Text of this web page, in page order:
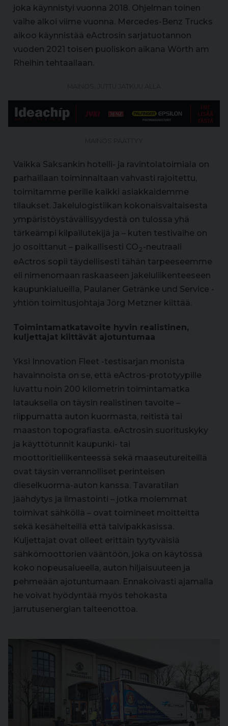
joka käynnistyi vuonna 2018. Ohjelman toinen
vaihe alkoi viime vuonna. Mercedes-Benz Trucks
aikoo käynnistää eActrosin sarjatuotannon
vuoden 2021 toisen puoliskon aikana Wörth am
Rheihin tehtaallaan.
Vaikka Saksankin hotelli- ja ravintolatoimiala on
parhaillaan toiminnaltaan vahvasti rajoitettu,
toimitamme perille kaikki asiakkaidemme
tilaukset. Jakelulogistiikan kokonaisvaltaisesta
ympäristöystävällisyydestä on tulossa yhä
tärkeämpi kilpailutekijä ja – kuten testivaihe on
jo osoittanut – paikallisesti CO2-neutraali
eActros sopii täydellisesti tähän tarpeeseemme
eli nimenomaan raskaaseen jakeluliikenteeseen
kaupunkialueilla, Paulaner Getränke und Service -
yhtiön toimitusjohtaja Jörg Metzner kiittää.
Toimintamatkatavoite hyvin realistinen,
kuljettajat kiittävät ajotuntumaa
Yksi Innovation Fleet -testisarjan monista
havainnoista on se, että eActros-prototyypille
luvattu noin 200 kilometrin toimintamatka
latauksella on täysin realistinen tavoite –
riippumatta auton kuormasta, reitistä tai
maaston topografiasta. eActrosin suorituskyky
ja käyttötunnit kaupunki- tai
moottoritieliikenteessä sekä maaseutureiteillä
ovat täysin verrannolliset perinteisen
dieselkuorma-auton kanssa. Tavaratilan
jäähdytys ja ilmastointi – jotka molemmat
toimivat sähköllä – ovat toimineet moitteitta
sekä kesähelteillä että talvipakkasissa.
Kuljettajat ovat olleet erittäin tyytyväisiä
sähkömoottorien vääntöön, joka on käytössä
koko nopeusalueella, auton hiljaisuuteen ja
pehmeään ajotuntumaan. Ennakoivasti ajamalla
he voivat hyödyntää myös tehokasta
jarrutusenergian talteenottoa.